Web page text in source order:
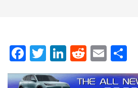
Facebook
Twitter
LinkedIn
Reddit
Email